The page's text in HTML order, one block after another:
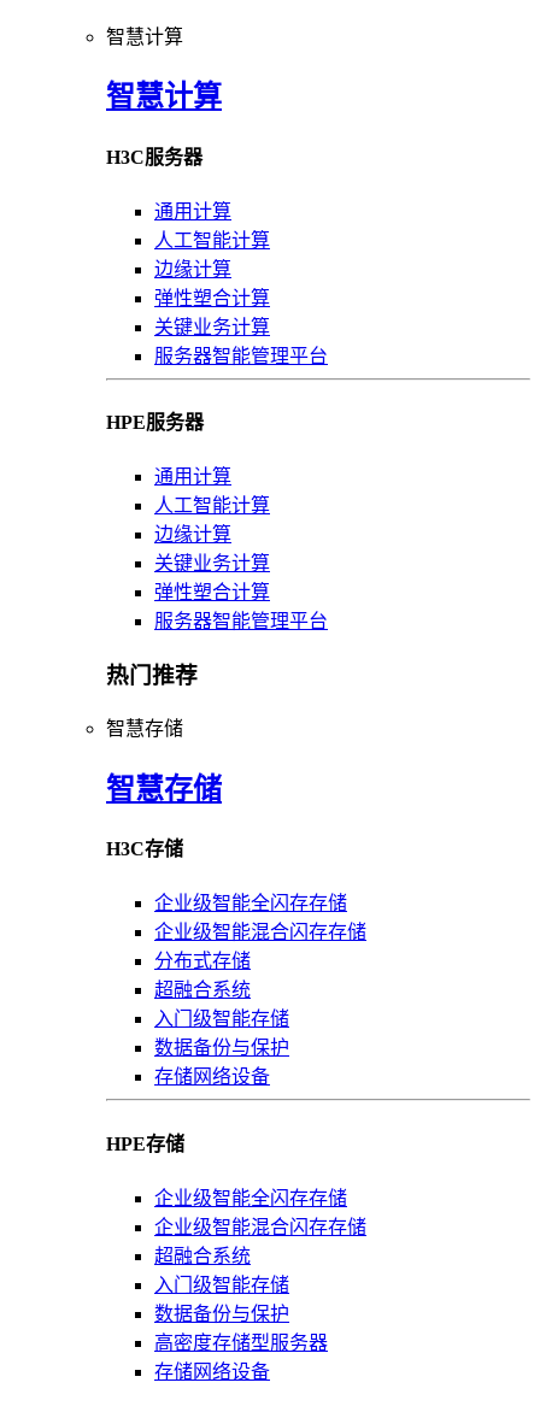
智慧计算
智慧计算
H3C服务器
通用计算
人工智能计算
边缘计算
弹性塑合计算
关键业务计算
服务器智能管理平台
HPE服务器
通用计算
人工智能计算
边缘计算
关键业务计算
弹性塑合计算
服务器智能管理平台
热门推荐
智慧存储
智慧存储
H3C存储
企业级智能全闪存存储
企业级智能混合闪存存储
分布式存储
超融合系统
入门级智能存储
数据备份与保护
存储网络设备
HPE存储
企业级智能全闪存存储
企业级智能混合闪存存储
超融合系统
入门级智能存储
数据备份与保护
高密度存储型服务器
存储网络设备